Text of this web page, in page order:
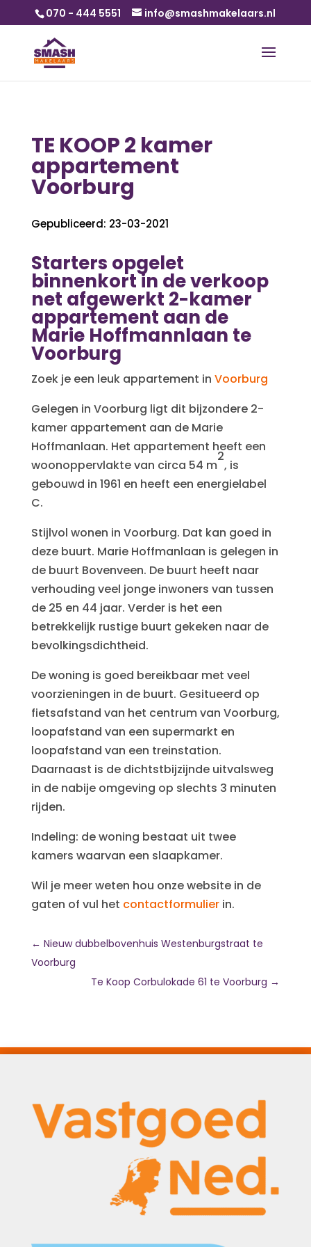
070 - 444 5551 info@smashmakelaars.nl
TE KOOP 2 kamer
appartement
Voorburg
Gepubliceerd: 23-03-2021
Starters opgelet
binnenkort in de verkoop
net afgewerkt 2-kamer
appartement aan de
Marie Hoffmannlaan te
Voorburg
Zoek je een leuk appartement in Voorburg
Gelegen in Voorburg ligt dit bijzondere 2-
kamer appartement aan de Marie
Hoffmanlaan. Het appartement heeft een
woonoppervlakte van circa 54 m
2
, is
gebouwd in 1961 en heeft een energielabel
C.
Stijlvol wonen in Voorburg. Dat kan goed in
deze buurt. Marie Hoffmanlaan is gelegen in
de buurt Bovenveen. De buurt heeft naar
verhouding veel jonge inwoners van tussen
de 25 en 44 jaar. Verder is het een
betrekkelijk rustige buurt gekeken naar de
bevolkingsdichtheid.
De woning is goed bereikbaar met veel
voorzieningen in de buurt. Gesitueerd op
fietsafstand van het centrum van Voorburg,
loopafstand van een supermarkt en
loopafstand van een treinstation.
Daarnaast is de dichtstbijzijnde uitvalsweg
in de nabije omgeving op slechts 3 minuten
rijden.
Indeling: de woning bestaat uit twee
kamers waarvan een slaapkamer.
Wil je meer weten hou onze website in de
gaten of vul het contactformulierin.
← Nieuw dubbelbovenhuis Westenburgstraat te
Voorburg
Te Koop Corbulokade 61 te Voorburg →